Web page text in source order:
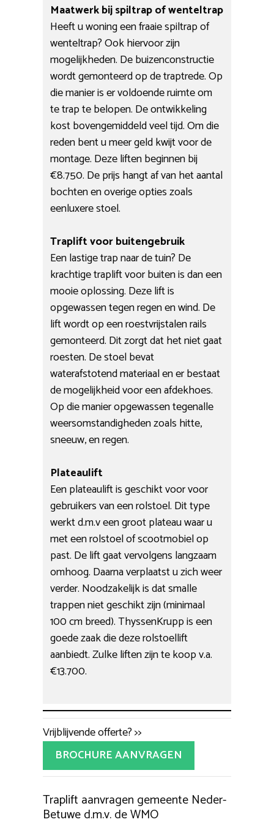
Maatwerk bij spiltrap of wenteltrap
Heeft u woning een fraaie spiltrap of
wenteltrap? Ook hiervoor zijn
mogelijkheden. De buizenconstructie
wordt gemonteerd op de traptrede. Op
die manier is er voldoende ruimte om
te trap te belopen. De ontwikkeling
kost bovengemiddeld veel tijd. Om die
reden bent u meer geld kwijt voor de
montage. Deze liften beginnen bij
€8.750. De prijs hangt af van het aantal
bochten en overige opties zoals
eenluxere stoel.
Traplift voor buitengebruik
Een lastige trap naar de tuin? De
krachtige traplift voor buiten is dan een
mooie oplossing. Deze lift is
opgewassen tegen regen en wind. De
lift wordt op een roestvrijstalen rails
gemonteerd. Dit zorgt dat het niet gaat
roesten. De stoel bevat
waterafstotend materiaal en er bestaat
de mogelijkheid voor een afdekhoes.
Op die manier opgewassen tegenalle
weersomstandigheden zoals hitte,
sneeuw, en regen.
Plateaulift
Een plateaulift is geschikt voor voor
gebruikers van een rolstoel. Dit type
werkt d.m.v een groot plateau waar u
met een rolstoel of scootmobiel op
past. De lift gaat vervolgens langzaam
omhoog. Daarna verplaatst u zich weer
verder. Noodzakelijk is dat smalle
trappen niet geschikt zijn (minimaal
100 cm breed). ThyssenKrupp is een
goede zaak die deze rolstoellift
aanbiedt. Zulke liften zijn te koop v.a.
€13.700.
Vrijblijvende offerte? >>
BROCHURE AANVRAGEN
Traplift aanvragen gemeente Neder-
Betuwe d.m.v. de WMO